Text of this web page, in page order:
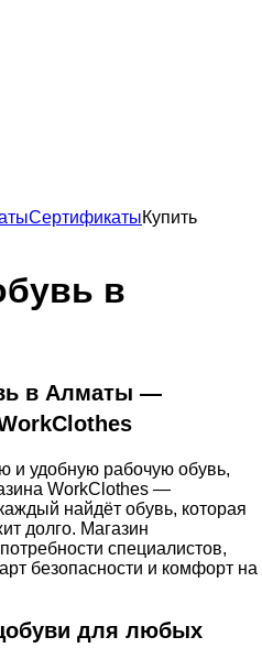
СертификатыКупить
в
в Алматы —
и удобную рабочую обувь,
WorkClothes —
найдёт обувь, которая
долго. Магазин
специалистов,
безопасности и комфорт на
для любых